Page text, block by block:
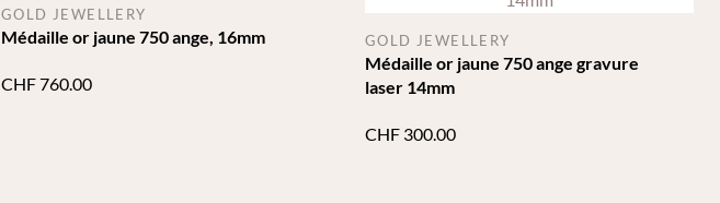
Médaille or jaune 750 ange, 16mm
GOLD JEWELLERY
CHF760.00
Médaille or jaune 750 ange gravure
laser 14mm
GOLD JEWELLERY
CHF 300.00